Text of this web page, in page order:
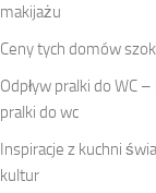
makijażu
Ceny tych domów
Odpływ pralki do WC
pralki do wc
Inspiracje z kuchni
kultur